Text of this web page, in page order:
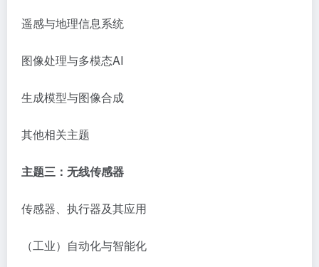
遥感与地理信息系统
图像处理与多模态AI
生成模型与图像合成
其他相关主题
主题三：无线传感器
传感器、执行器及其应用
（工业）自动化与智能化